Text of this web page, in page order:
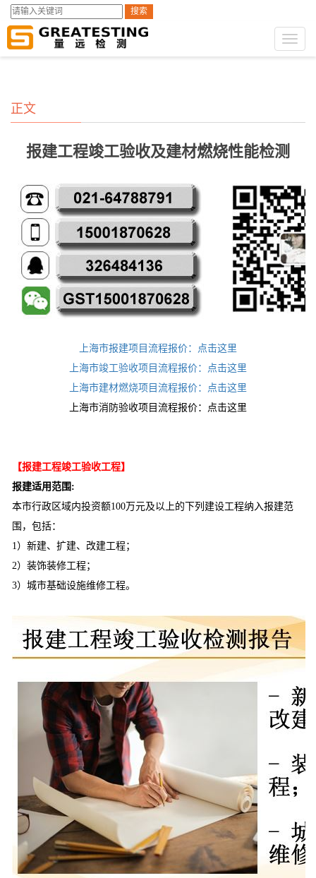
搜索
Toggle
GST第三方检测>测试服务 >
正文
报建工程竣工验收及建材燃烧性能检测
上海市报建项目流程报价：点击这里
上海市竣工验收项目流程报价：点击这里
上海市建材燃烧项目流程报价：点击这里
上海市消防验收项目流程报价：点击这里
【报建工程竣工验收工程】
报建适用范围:
本市行政区域内投资额100万元及以上的下列建设工程纳入报建范
围，包括：
1）新建、扩建、改建工程；
2）装饰装修工程；
3）城市基础设施维修工程。